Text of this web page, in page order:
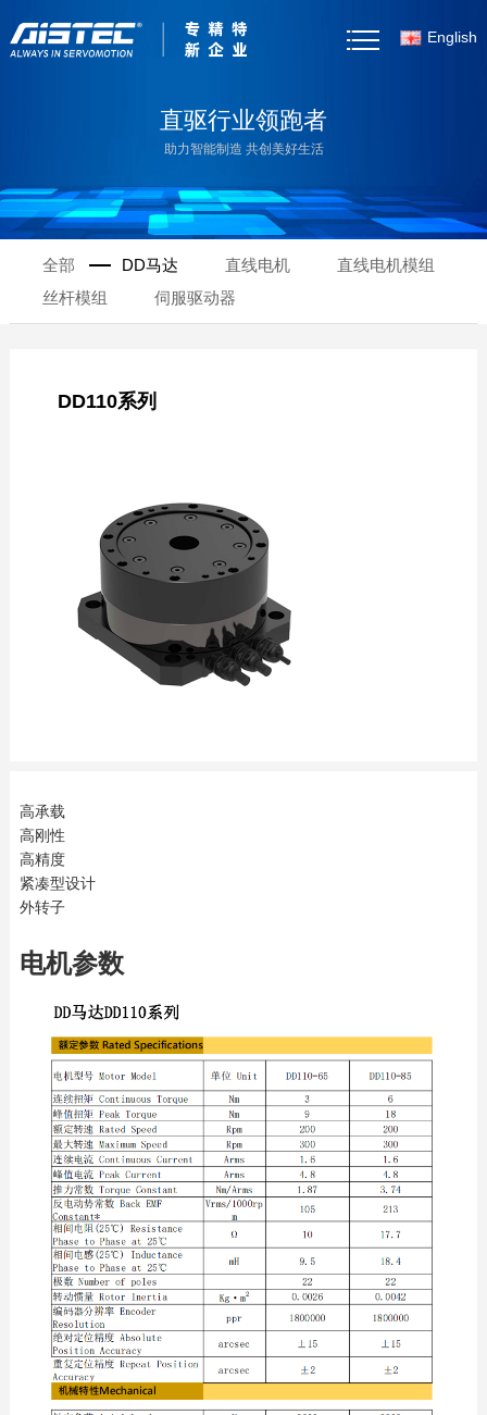
English
产品中心
客户案例
新闻资讯
直驱行业领跑者
助力智能制造 共创美好生活
全部 DD马达 直线电机
直线电机模组
丝杆模组
伺服驱动器
DD110系列
高承载
高刚性
高精度
紧凑型设计
外转子
电机参数